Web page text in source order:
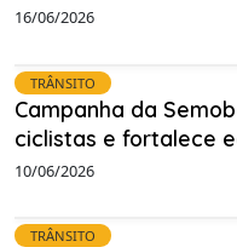
16/06/2026
TRÂNSITO
Campanha da
ciclistas e fortalece
10/06/2026
TRÂNSITO